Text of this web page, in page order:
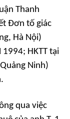
Thanh
Đơn tố giác
Hà Nội)
HKTT tại
Ninh)
qua việc